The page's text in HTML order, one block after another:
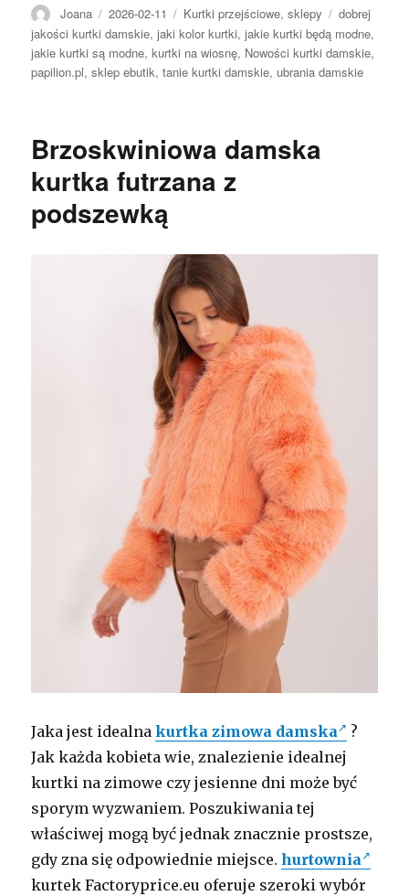
Autor
Joana Opublikowano
2026-02-11 Kategorie
Kurtki przejściowe,sklepy Tagi
dobrej
jakości kurtki damskie,jaki kolor kurtki,jakie kurtki będą modne,
jakie kurtki są modne,kurtki na wiosnę, Nowości kurtki damskie,
papilion.pl,sklep ebutik,tanie kurtki damskie, ubrania damskie
Brzoskwiniowa damska
kurtka futrzana z
podszewką
Jaka jest idealnakurtka zimowa damska
?
Jak każda kobieta wie, znalezienie idealnej
kurtki na zimowe czy jesienne dni może być
sporym wyzwaniem. Poszukiwania tej
właściwej mogą być jednak znacznie prostsze,
gdy zna się odpowiednie miejsce.hurtownia
kurtek Factoryprice.eu oferuje szeroki wybór